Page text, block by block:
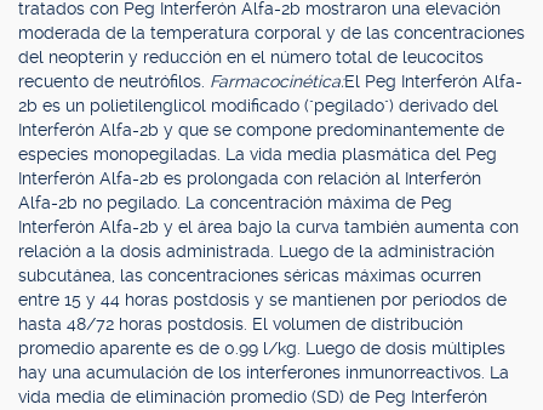
tratados con Peg Interferón Alfa-2b mostraron una elevación
moderada de la temperatura corporal y de las concentraciones
del neopterin y reducción en el número total de leucocitos
recuento de neutrófilos. Farmacocinética:El Peg Interferón Alfa-
2b es un polietilenglicol modificado ("pegilado") derivado del
Interferón Alfa-2b y que se compone predominantemente de
especies monopegiladas. La vida media plasmática del Peg
Interferón Alfa-2b es prolongada con relación al Interferón
Alfa-2b no pegilado. La concentración máxima de Peg
Interferón Alfa-2b y el área bajo la curva también aumenta con
relación a la dosis administrada. Luego de la administración
subcutánea, las concentraciones séricas máximas ocurren
entre 15 y 44 horas postdosis y se mantienen por períodos de
hasta 48/72 horas postdosis. El volumen de distribución
promedio aparente es de 0.99 l/kg. Luego de dosis múltiples
hay una acumulación de los interferones inmunorreactivos. La
vida media de eliminación promedio (SD) de Peg Interferón